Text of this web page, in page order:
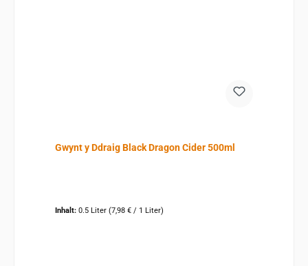
Gwynt y Ddraig Black Dragon Cider 500ml
Inhalt: 0.5 Liter (7,98 € / 1 Liter)